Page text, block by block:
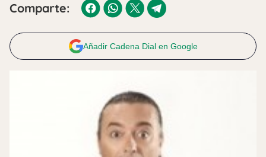
Comparte:
Añadir Cadena Dial en Google